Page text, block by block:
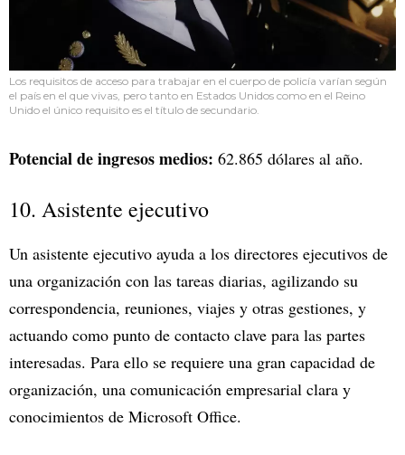
Los requisitos de acceso para trabajar en el cuerpo de policía varían según
el país en el que vivas, pero tanto en Estados Unidos como en el Reino
Unido el único requisito es el título de secundario.
Potencial de ingresos medios: 62.865 dólares al año.
10. Asistente ejecutivo
Un asistente ejecutivo ayuda a los directores ejecutivos de
una organización con las tareas diarias, agilizando su
correspondencia, reuniones, viajes y otras gestiones, y
actuando como punto de contacto clave para las partes
interesadas. Para ello se requiere una gran capacidad de
organización, una comunicación empresarial clara y
conocimientos de Microsoft Office.